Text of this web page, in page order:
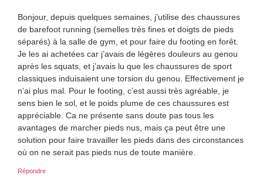
Bonjour, depuis quelques semaines, j’utilise des chaussures
de barefoot running (semelles très fines et doigts de pieds
séparés) à la salle de gym, et pour faire du footing en forêt.
Je les ai achetées car j’avais de légères douleurs au genou
après les squats, et j’avais lu que les chaussures de sport
classiques induisaient une torsion du genou. Effectivement je
n’ai plus mal. Pour le footing, c’est aussi très agréable, je
sens bien le sol, et le poids plume de ces chaussures est
appréciable. Ca ne présente sans doute pas tous les
avantages de marcher pieds nus, mais ça peut être une
solution pour faire travailler les pieds dans des circonstances
où on ne serait pas pieds nus de toute manière.
Répondre